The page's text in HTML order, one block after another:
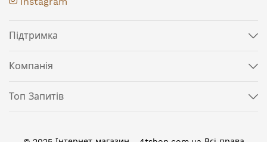
Підтримка
Компанія
Топ Запитів